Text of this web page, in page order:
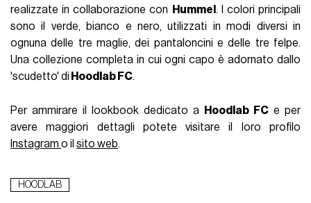
realizzate in collaborazione con
Hummel . I colori principali
sono il verde, bianco e nero, utilizzati in modi diversi in
ognuna delle tre maglie, dei pantaloncini e delle tre felpe.
Una collezione completa in cui ogni capo è adornato dallo
'scudetto' di Hoodlab FC.
Per ammirare il lookbook dedicato a Hoodlab FC e per
avere maggiori dettagli potete visitare il loro profilo
Instagramo ilsito web.
HOODLAB